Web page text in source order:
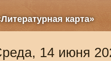
карта»
14 июня